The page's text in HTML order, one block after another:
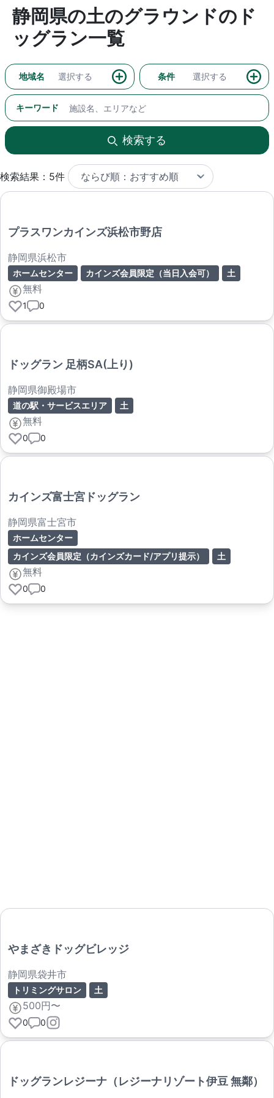
静岡県の土のグラウンドのド
ッグラン一覧
地域名 選択する 条件 選択する
キーワード
検索する
検索結果：5件
プラスワンカインズ浜松市野店
静岡県浜松市
ホームセンター カインズ会員限定（当日入会可） 土
無料
1 0
ドッグラン 足柄SA(上り)
静岡県御殿場市
道の駅・サービスエリア 土
無料
0 0
カインズ富士宮ドッグラン
静岡県富士宮市
ホームセンター
カインズ会員限定（カインズカード/アプリ提示）
土
無料
0 0
やまざきドッグビレッジ
静岡県袋井市
トリミングサロン 土
500円〜
0 0
ドッグランレジーナ（レジーナリゾート伊豆 無鄰）